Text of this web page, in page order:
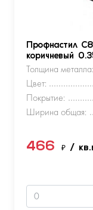
Профнастил
коричневый
Толщина металла:
Цвет:
Покрытие:
Ширина общая:
466 ₽ /